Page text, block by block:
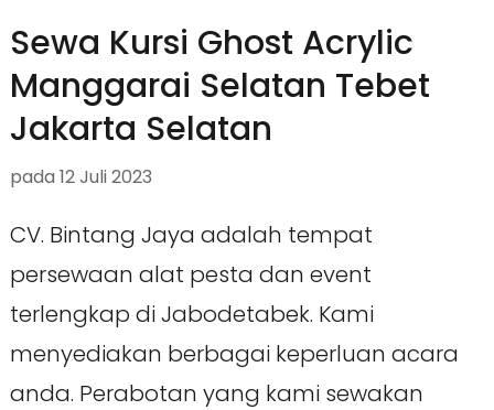
Sewa Kursi Ghost Acrylic
Manggarai Selatan Tebet
Jakarta Selatan
pada 12 Juli 2023
CV. Bintang Jaya adalah tempat
persewaan alat pesta dan event
terlengkap di Jabodetabek. Kami
menyediakan berbagai keperluan acara
anda. Perabotan yang kami sewakan